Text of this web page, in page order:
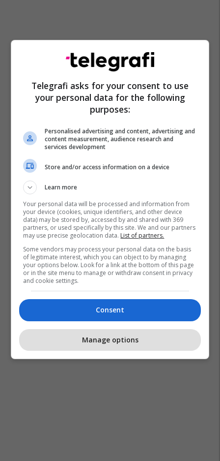
Diletta Leotta
Telegrafi asks for your consent to use
your personal data for the following
purposes:
Personalised advertising and content, advertising and
content measurement, audience research and
services development
Store and/or access information on a device
Learn more
Your personal data will be processed and information from
your device (cookies, unique identifiers, and other device
data) may be stored by, accessed by and shared with 369
partners, or used specifically by this site. We and our partners
may use precise geolocation data. List of partners.
Some vendors may process your personal data on the basis
of legitimate interest, which you can object to by managing
your options below. Look for a link at the bottom of this page
or in the site menu to manage or withdraw consent in privacy
and cookie settings.
Consent
Manage options